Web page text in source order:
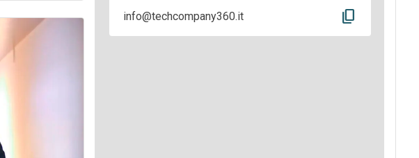
info@techcompany360.it content_copy